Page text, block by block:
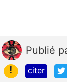
Publié
!
citer